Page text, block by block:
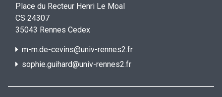
Place du Recteur Henri Le Moal
CS 24307
35043 Rennes Cedex
m-m.de-cevins@univ-rennes2.fr
sophie.guihard@univ-rennes2.fr